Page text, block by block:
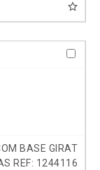
BASE GIRAT
REF: 1244116